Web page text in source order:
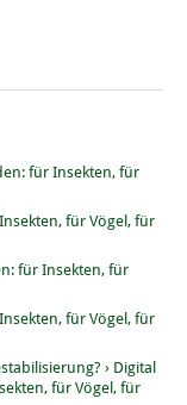
für Insekten, für
für Vögel, für
für Insekten, für
für Vögel, für
› Digital
für Vögel, für